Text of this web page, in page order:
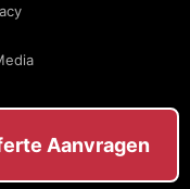
Aanvragen